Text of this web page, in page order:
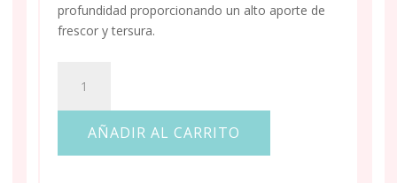
profundidad proporcionando un alto aporte de
frescor y tersura.
AVANZADO
"ANTIOXIDANTE
VITAL
AÑADIR AL CARRITO